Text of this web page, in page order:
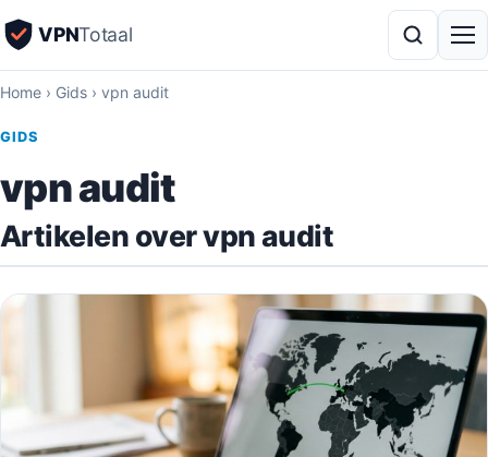
VPNTotaal
Home › Gids › vpn audit
GIDS
vpn audit
Artikelen over vpn audit